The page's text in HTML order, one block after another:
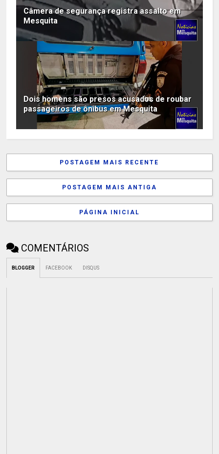
Câmera de segurança registra assalto em
Mesquita
Dois homens são presos acusados de roubar
passageiros de ônibus em Mesquita
POSTAGEM MAIS RECENTE
POSTAGEM MAIS ANTIGA
PÁGINA INICIAL
COMENTÁRIOS
BLOGGER FACEBOOK DISQUS